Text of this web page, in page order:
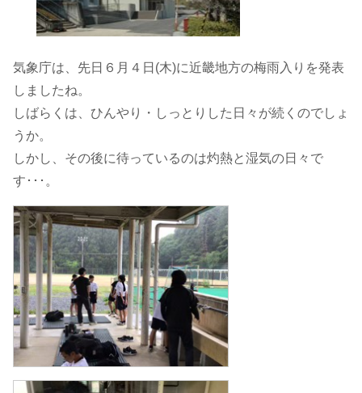
気象庁は、先日６月４日(木)に近畿地方の梅雨入りを発表
しましたね。
しばらくは、ひんやり・しっとりした日々が続くのでしょ
うか。
しかし、その後に待っているのは灼熱と湿気の日々で
す･･･。